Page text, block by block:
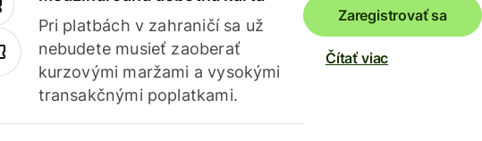
Pri platbách v zahraničí sa už
nebudete musieť zaoberať
kurzovými maržami a vysokými
transakčnými poplatkami.
Zaregistrovať sa
Čítať viac